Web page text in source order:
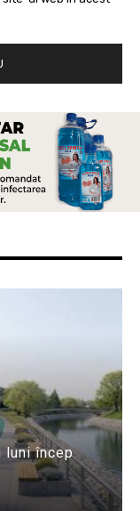
luni încep